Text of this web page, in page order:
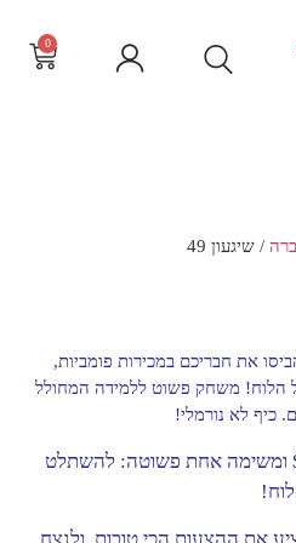
0
/ שיגעון 49
את חבריכם במכירות פומביות,
הלוח! משחק פשוט ללמידה המחולל
כיף לא נורמלי!
צאו לדרך עם תקציב של $49 ומשימה אחת פשוטה: להשתלט